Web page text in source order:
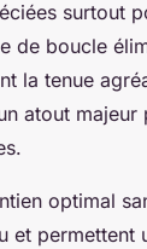
surtout
de boucle
la tenue
atout majeur
optimal
et permettent